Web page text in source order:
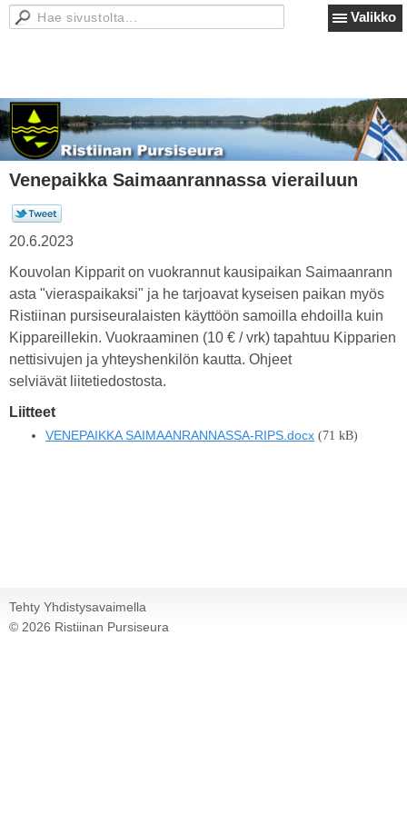
Valikko
Venepaikka Saimaanrannassa vierailuun
20.6.2023
Kouvolan Kipparit on vuokrannut kausipaikan Saimaanrann
asta "vieraspaikaksi" ja he tarjoavat kyseisen paikan myös
Ristiinan pursiseuralaisten käyttöön samoilla ehdoilla kuin
Kippareillekin. Vuokraaminen (10 € / vrk) tapahtuu Kipparien
nettisivujen ja yhteyshenkilön kautta. Ohjeet
selviävät liitetiedostosta.
Liitteet
VENEPAIKKA SAIMAANRANNASSA-RIPS.docx (71 kB)
Tehty Yhdistysavaimella
© 2026 Ristiinan Pursiseura